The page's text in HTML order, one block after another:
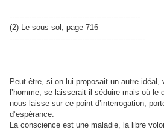
------------------------------------------------------
(2) Le sous-sol , page 716
--------------------------------------------------------
Peut-être, si on lui proposait un autre idéal,
l’homme, se laisserait-il séduire mais où le
nous laisse sur ce point d’interrogation,
d’espérance.
La conscience est une maladie, la libre